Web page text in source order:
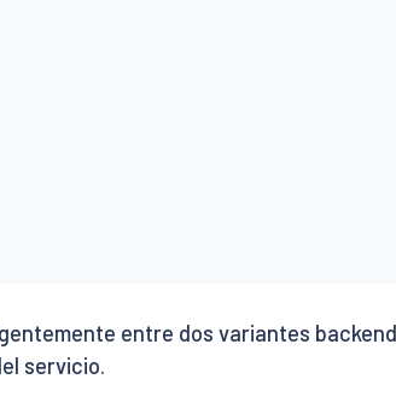
entre dos variantes
servicio.